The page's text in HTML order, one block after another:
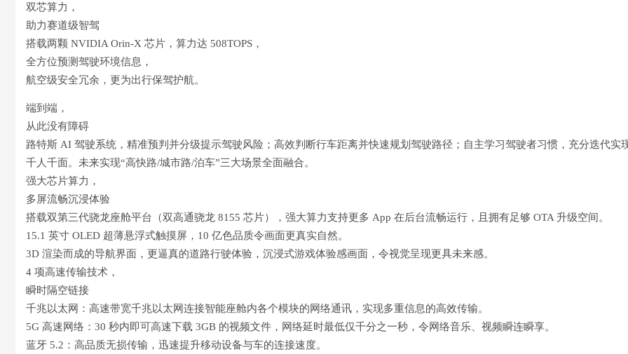
双芯算力，
助力赛道级智驾
搭载两颗 NVIDIA Orin-X 芯片，算力达 508TOPS，
全方位预测驾驶环境信息，
航空级安全冗余，更为出行保驾护航。
端到端，
从此没有障碍
路特斯 AI 驾驶系统，精准预判并分级提示驾驶风险；高效判断行车距离并快速规划驾驶路径；自主学习驾驶者习惯，充分迭代实
千人千面。未来实现“高快路/城市路/泊车”三大场景全面融合。
强大芯片算力，
多屏流畅沉浸体验
搭载双第三代骁龙座舱平台（双高通骁龙 8155 芯片），强大算力支持更多 App 在后台流畅运行，且拥有足够 OTA 升级空间。
15.1 英寸 OLED 超薄悬浮式触摸屏，10 亿色品质令画面更真实自然。
3D 渲染而成的导航界面，更逼真的道路行驶体验，沉浸式游戏体验感画面，令视觉呈现更具未来感。
4 项高速传输技术，
瞬时隔空链接
千兆以太网：高速带宽千兆以太网连接智能座舱内各个模块的网络通讯，实现多重信息的高效传输。
5G 高速网络：30 秒内即可高速下载 3GB 的视频文件，网络延时最低仅千分之一秒，令网络音乐、视频瞬连瞬享。
蓝牙 5.2：高品质无损传输，迅速提升移动设备与车的连接速度。